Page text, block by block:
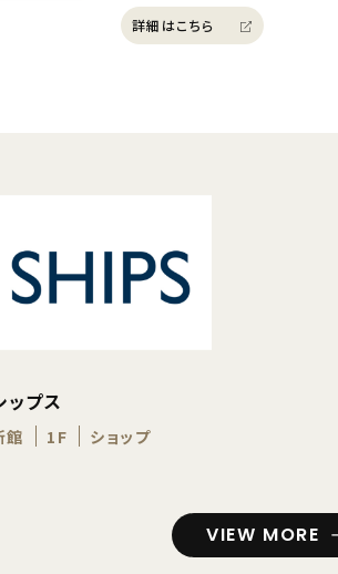
詳細はこちら
ップス
館 1F ショップ
VIEW MORE